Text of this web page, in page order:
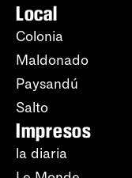
Local
Colonia
Maldonado
Paysandú
Salto
Impresos
la diaria